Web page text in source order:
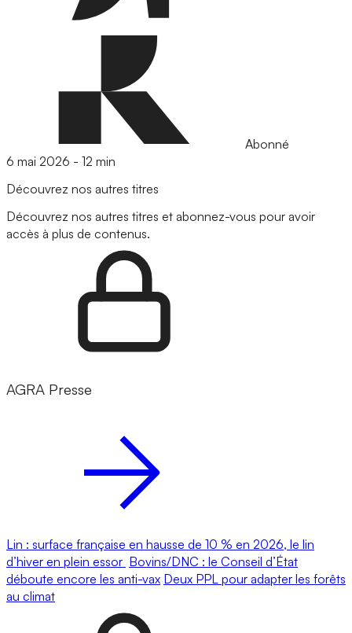
Abonné
6 mai 2026 - 12 min
Découvrez nos autres titres
Découvrez nos autres titres et abonnez-vous pour avoir
accès à plus de contenus.
AGRA Presse
Lin : surface française en hausse de 10 % en 2026, le lin
d’hiver en plein essor Bovins/DNC : le Conseil d’État
déboute encore les anti-vax Deux PPL pour adapter les forêts
au climat